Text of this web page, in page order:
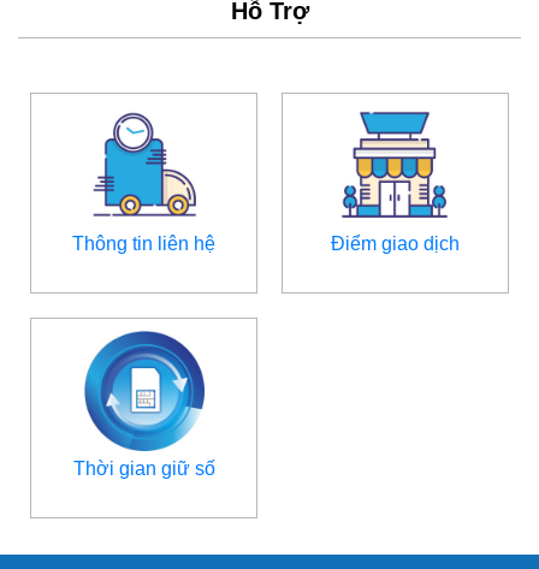
Hỗ Trợ
Thông tin liên hệ Điểm giao dịch
Thời gian giữ số